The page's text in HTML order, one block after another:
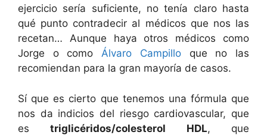
ejercicio sería suficiente, no tenía claro hasta
qué punto contradecir al médicos que nos las
recetan… Aunque haya otros médicos como
Jorge o comoÁlvaro Campilloque no las
recomiendan para la gran mayoría de casos.
Sí que es cierto que tenemos una fórmula que
nos da indicios del riesgo cardiovascular, que
estriglicéridos/colesterol HDL, que